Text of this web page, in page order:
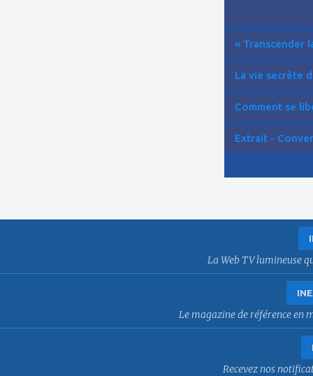
« Transcender
La vie secrète
Comment se
Extrait -
La Web TV lumineuse
Le magazine de référence en
Recevez nos